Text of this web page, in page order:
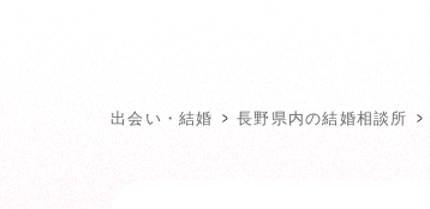
出会い・結婚 長野県内の結婚相談所